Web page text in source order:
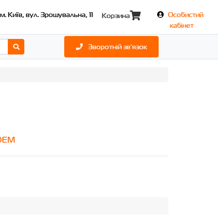
м. Київ, вул. Зрошувальна, 11 Корзина
Особистий
кабінет
Зворотній зв'язок